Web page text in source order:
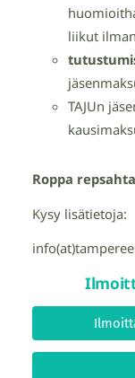
liikut
TAJUn
Roppa
Kysy lisätietoja: